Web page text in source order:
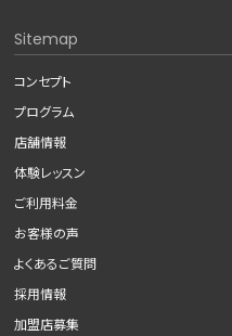
Sitemap
コンセプト
プログラム
店舗情報
体験レッスン
ご利用料金
お客様の声
よくあるご質問
採用情報
加盟店募集